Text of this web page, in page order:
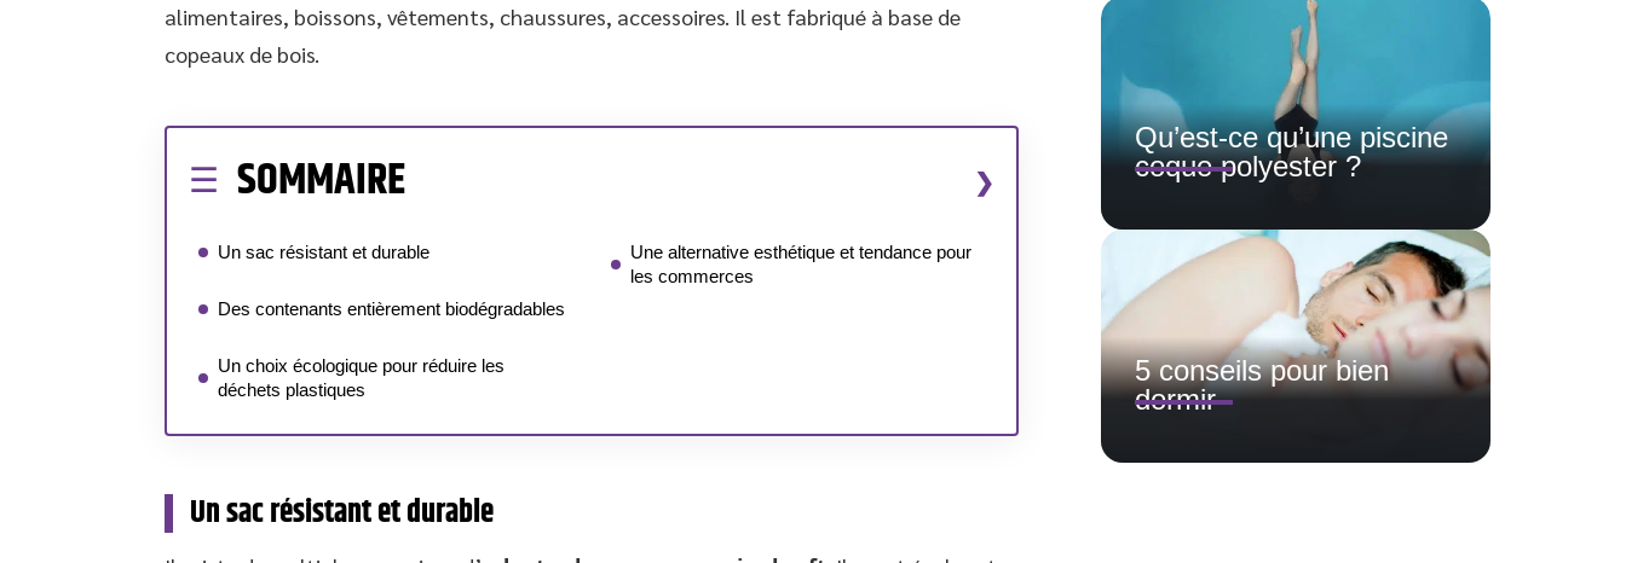
alimentaires, boissons, vêtements, chaussures, accessoires. Il est fabriqué à base de
copeaux de bois.
SOMMAIRE
Un sac résistant et durable
Des contenants entièrement biodégradables
Un choix écologique pour réduire les
déchets plastiques
Une alternative esthétique et tendance pour
les commerces
Un sac résistant et durable
Qu’est-ce qu’une piscine
coque polyester ?
5 conseils pour bien
dormir